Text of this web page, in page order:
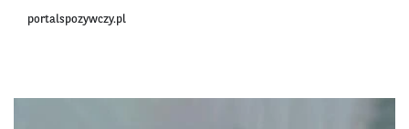
portalspozywczy.pl